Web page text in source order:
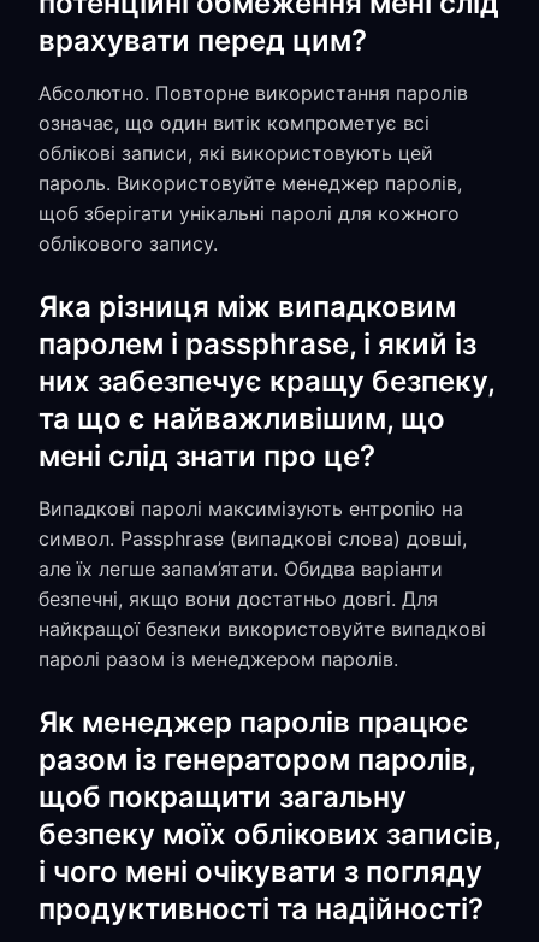
врахувати перед цим?
Абсолютно. Повторне використання паролів
означає, що один витік компрометує всі
облікові записи, які використовують цей
пароль. Використовуйте менеджер паролів,
щоб зберігати унікальні паролі для кожного
облікового запису.
Яка різниця між випадковим
паролем і passphrase, і який із
них забезпечує кращу безпеку,
та що є найважливішим, що
мені слід знати про це?
Випадкові паролі максимізують ентропію на
символ. Passphrase (випадкові слова) довші,
але їх легше запам’ятати. Обидва варіанти
безпечні, якщо вони достатньо довгі. Для
найкращої безпеки використовуйте випадкові
паролі разом із менеджером паролів.
Як менеджер паролів працює
разом із генератором паролів,
щоб покращити загальну
безпеку моїх облікових записів,
і чого мені очікувати з погляду
продуктивності та надійності?